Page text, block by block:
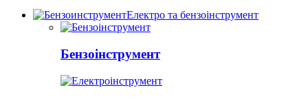
Електро та бензоінструмент
Бензоінструмент